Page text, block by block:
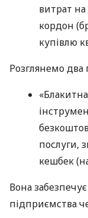
витрат на
кордон
купівлю
Розглянемо два
послуги,
кешбек
Вона
підприємства